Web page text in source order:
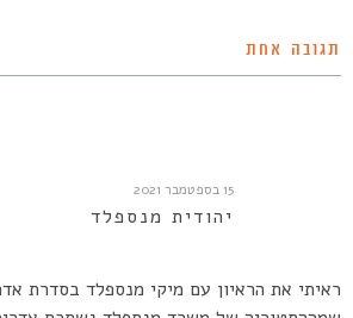
תגובה אחת
15 בספטמבר 2021
יהודית מנספלד
ראיתי את הראיון עם מיקי מנספלד בסדרת